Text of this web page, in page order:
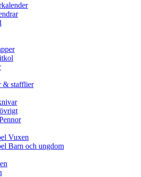
& stafflier
Vuxen
Barn och ungdom